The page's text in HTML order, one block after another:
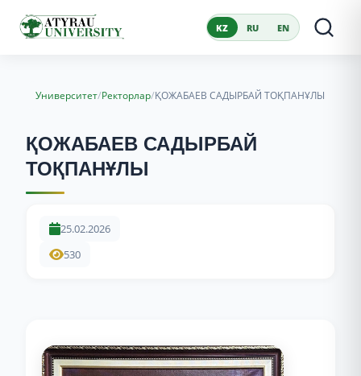
KZ RU EN
Университет/Ректорлар/ҚОЖАБАЕВ САДЫРБАЙ ТОҚПАНҰЛЫ
ҚОЖАБАЕВ САДЫРБАЙ
ТОҚПАНҰЛЫ
25.02.2026
530